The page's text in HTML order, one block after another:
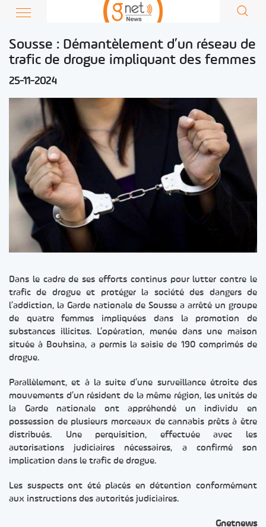
Sousse : Démantèlement d’un réseau de
trafic de drogue impliquant des femmes
25-11-2024
Dans le cadre de ses efforts continus pour lutter contre le
trafic de drogue et protéger la société des dangers de
l’addiction, la Garde nationale de Sousse a arrêté un groupe
de quatre femmes impliquées dans la promotion de
substances illicites. L’opération, menée dans une maison
située à Bouhsina, a permis la saisie de 190 comprimés de
drogue.
Parallèlement, et à la suite d’une surveillance étroite des
mouvements d’un résident de la même région, les unités de
la Garde nationale ont appréhendé un individu en
possession de plusieurs morceaux de cannabis prêts à être
distribués. Une perquisition, effectuée avec les
autorisations judiciaires nécessaires, a confirmé son
implication dans le trafic de drogue.
Les suspects ont été placés en détention conformément
aux instructions des autorités judiciaires.
Gnetnews